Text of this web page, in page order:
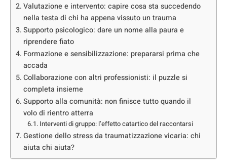
Valutazione e intervento: capire cosa sta succedendo
nella testa di chi ha appena vissuto un trauma
Supporto psicologico: dare un nome alla paura e
riprendere fiato
Formazione e sensibilizzazione: prepararsi prima che
accada
Collaborazione con altri professionisti: il puzzle si
completa insieme
Supporto alla comunità: non finisce tutto quando il
volo di rientro atterra
Interventi di gruppo: l’effetto catartico del raccontarsi
Gestione dello stress da traumatizzazione vicaria: chi
aiuta chi aiuta?